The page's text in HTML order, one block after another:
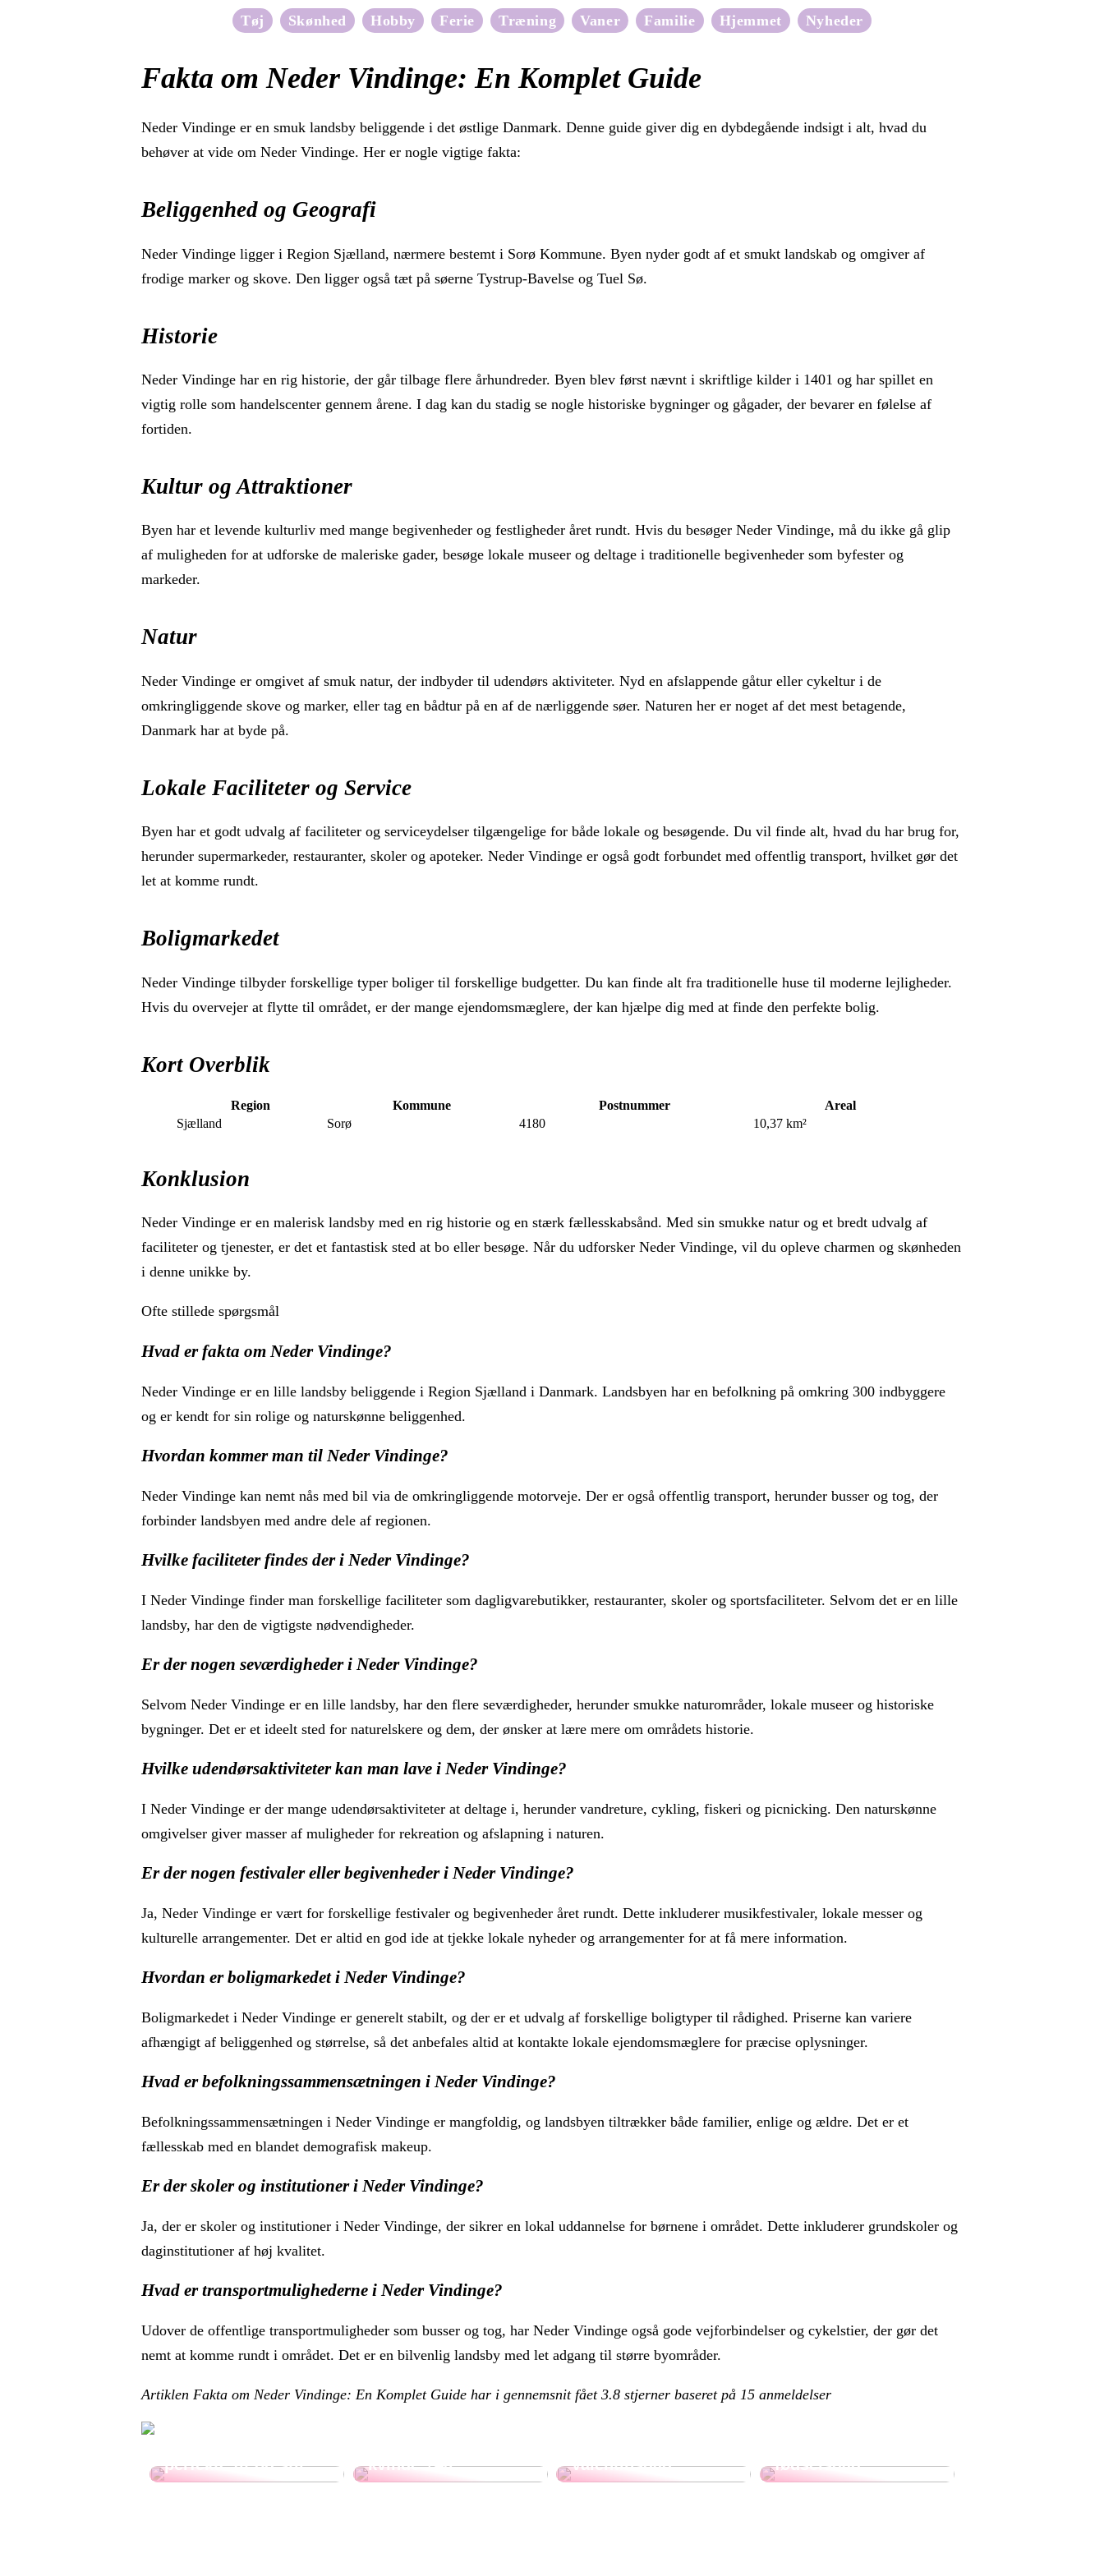
Tøj Skønhed Hobby Ferie Træning Vaner Familie Hjemmet Nyheder
Fakta om Neder Vindinge: En Komplet Guide
Neder Vindinge er en smuk landsby beliggende i det østlige Danmark. Denne guide giver dig en dybdegående indsigt i alt, hvad du
behøver at vide om Neder Vindinge. Her er nogle vigtige fakta:
Beliggenhed og Geografi
Neder Vindinge ligger i Region Sjælland, nærmere bestemt i Sorø Kommune. Byen nyder godt af et smukt landskab og omgiver af
frodige marker og skove. Den ligger også tæt på søerne Tystrup-Bavelse og Tuel Sø.
Historie
Neder Vindinge har en rig historie, der går tilbage flere århundreder. Byen blev først nævnt i skriftlige kilder i 1401 og har spillet en
vigtig rolle som handelscenter gennem årene. I dag kan du stadig se nogle historiske bygninger og gågader, der bevarer en følelse af
fortiden.
Kultur og Attraktioner
Byen har et levende kulturliv med mange begivenheder og festligheder året rundt. Hvis du besøger Neder Vindinge, må du ikke gå glip
af muligheden for at udforske de maleriske gader, besøge lokale museer og deltage i traditionelle begivenheder som byfester og
markeder.
Natur
Neder Vindinge er omgivet af smuk natur, der indbyder til udendørs aktiviteter. Nyd en afslappende gåtur eller cykeltur i de
omkringliggende skove og marker, eller tag en bådtur på en af de nærliggende søer. Naturen her er noget af det mest betagende,
Danmark har at byde på.
Lokale Faciliteter og Service
Byen har et godt udvalg af faciliteter og serviceydelser tilgængelige for både lokale og besøgende. Du vil finde alt, hvad du har brug for,
herunder supermarkeder, restauranter, skoler og apoteker. Neder Vindinge er også godt forbundet med offentlig transport, hvilket gør det
let at komme rundt.
Boligmarkedet
Neder Vindinge tilbyder forskellige typer boliger til forskellige budgetter. Du kan finde alt fra traditionelle huse til moderne lejligheder.
Hvis du overvejer at flytte til området, er der mange ejendomsmæglere, der kan hjælpe dig med at finde den perfekte bolig.
Kort Overblik
Region Kommune Postnummer
Areal
Sjælland
Sorø 4180 10,37 km²
Konklusion
Neder Vindinge er en malerisk landsby med en rig historie og en stærk fællesskabsånd. Med sin smukke natur og et bredt udvalg af
faciliteter og tjenester, er det et fantastisk sted at bo eller besøge. Når du udforsker Neder Vindinge, vil du opleve charmen og skønheden
i denne unikke by.
Ofte stillede spørgsmål
Hvad er fakta om Neder Vindinge?
Neder Vindinge er en lille landsby beliggende i Region Sjælland i Danmark. Landsbyen har en befolkning på omkring 300 indbyggere
og er kendt for sin rolige og naturskønne beliggenhed.
Hvordan kommer man til Neder Vindinge?
Neder Vindinge kan nemt nås med bil via de omkringliggende motorveje. Der er også offentlig transport, herunder busser og tog, der
forbinder landsbyen med andre dele af regionen.
Hvilke faciliteter findes der i Neder Vindinge?
I Neder Vindinge finder man forskellige faciliteter som dagligvarebutikker, restauranter, skoler og sportsfaciliteter. Selvom det er en lille
landsby, har den de vigtigste nødvendigheder.
Er der nogen seværdigheder i Neder Vindinge?
Selvom Neder Vindinge er en lille landsby, har den flere seværdigheder, herunder smukke naturområder, lokale museer og historiske
bygninger. Det er et ideelt sted for naturelskere og dem, der ønsker at lære mere om områdets historie.
Hvilke udendørsaktiviteter kan man lave i Neder Vindinge?
I Neder Vindinge er der mange udendørsaktiviteter at deltage i, herunder vandreture, cykling, fiskeri og picnicking. Den naturskønne
omgivelser giver masser af muligheder for rekreation og afslapning i naturen.
Er der nogen festivaler eller begivenheder i Neder Vindinge?
Ja, Neder Vindinge er vært for forskellige festivaler og begivenheder året rundt. Dette inkluderer musikfestivaler, lokale messer og
kulturelle arrangementer. Det er altid en god ide at tjekke lokale nyheder og arrangementer for at få mere information.
Hvordan er boligmarkedet i Neder Vindinge?
Boligmarkedet i Neder Vindinge er generelt stabilt, og der er et udvalg af forskellige boligtyper til rådighed. Priserne kan variere
afhængigt af beliggenhed og størrelse, så det anbefales altid at kontakte lokale ejendomsmæglere for præcise oplysninger.
Hvad er befolkningssammensætningen i Neder Vindinge?
Befolkningssammensætningen i Neder Vindinge er mangfoldig, og landsbyen tiltrækker både familier, enlige og ældre. Det er et
fællesskab med en blandet demografisk makeup.
Er der skoler og institutioner i Neder Vindinge?
Ja, der er skoler og institutioner i Neder Vindinge, der sikrer en lokal uddannelse for børnene i området. Dette inkluderer grundskoler og
daginstitutioner af høj kvalitet.
Hvad er transportmulighederne i Neder Vindinge?
Udover de offentlige transportmuligheder som busser og tog, har Neder Vindinge også gode vejforbindelser og cykelstier, der gør det
nemt at komme rundt i området. Det er en bilvenlig landsby med let adgang til større byområder.
Artiklen Fakta om Neder Vindinge: En Komplet Guide har i gennemsnit fået 3.8 stjerner baseret på 15 anmeldelser
perfekte fit og stil
kvinde +40
Valentinsdag
fødselsdag